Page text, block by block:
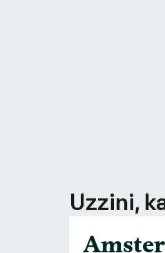
Uzzini,